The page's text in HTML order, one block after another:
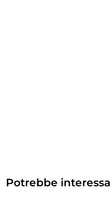
Potrebbe